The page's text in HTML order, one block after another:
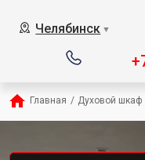
Челябинск ▼
Главная / Духовой шкаф